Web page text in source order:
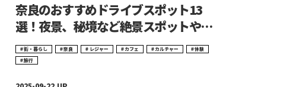
奈良のおすすめドライブスポット13
選！夜景、秘境など絶景スポットや、
カフェ、グルメを厳選
街・暮らし 奈良 レジャー カフェ カルチャー
体験
旅行